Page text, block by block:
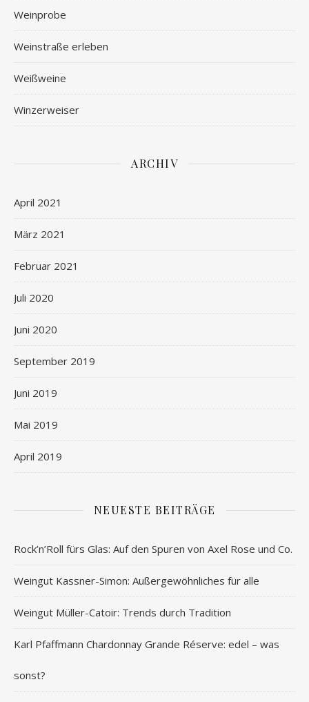
Weinprobe
Weinstraße erleben
Weißweine
Winzerweiser
ARCHIV
April 2021
März 2021
Februar 2021
Juli 2020
Juni 2020
September 2019
Juni 2019
Mai 2019
April 2019
NEUESTE BEITRÄGE
Rock’n’Roll fürs Glas: Auf den Spuren von Axel Rose und Co.
Weingut Kassner-Simon: Außergewöhnliches für alle
Weingut Müller-Catoir: Trends durch Tradition
Karl Pfaffmann Chardonnay Grande Réserve: edel – was
sonst?